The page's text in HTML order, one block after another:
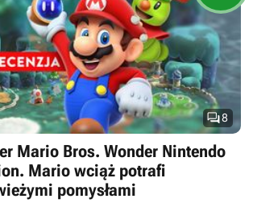
8
Mario Bros. Wonder Nintendo
Mario wciąż potrafi
pomysłami